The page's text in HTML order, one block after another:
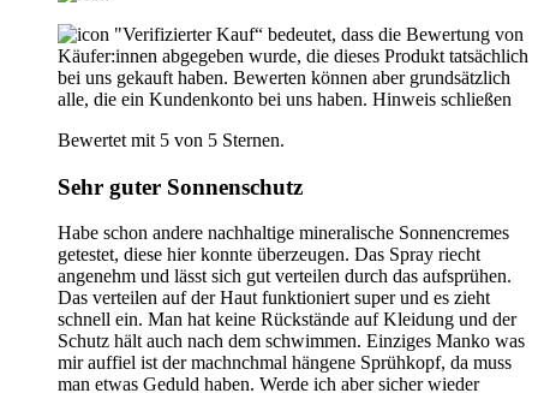
"Verifizierter Kauf“ bedeutet, dass die Bewertung von
Käufer:innen abgegeben wurde, die dieses Produkt tatsächlich
bei uns gekauft haben. Bewerten können aber grundsätzlich
alle, die ein Kundenkonto bei uns haben. Hinweis schließen
Bewertet mit 5 von 5 Sternen.
Sehr guter Sonnenschutz
Habe schon andere nachhaltige mineralische Sonnencremes
getestet, diese hier konnte überzeugen. Das Spray riecht
angenehm und lässt sich gut verteilen durch das aufsprühen.
Das verteilen auf der Haut funktioniert super und es zieht
schnell ein. Man hat keine Rückstände auf Kleidung und der
Schutz hält auch nach dem schwimmen. Einziges Manko was
mir auffiel ist der machnchmal hängene Sprühkopf, da muss
man etwas Geduld haben. Werde ich aber sicher wieder